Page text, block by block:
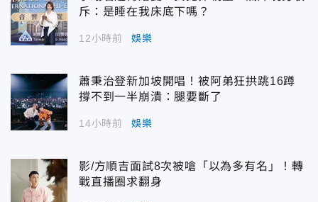
斥：是睡在我床底下嗎？
12小時前 娛樂
蕭秉治登新加坡開唱！被阿弟狂拱跳16蹲
撐不到一半崩潰：腿要斷了
14小時前 娛樂
影/方順吉面試8次被嗆「以為多有名」！轉
戰直播圈求翻身